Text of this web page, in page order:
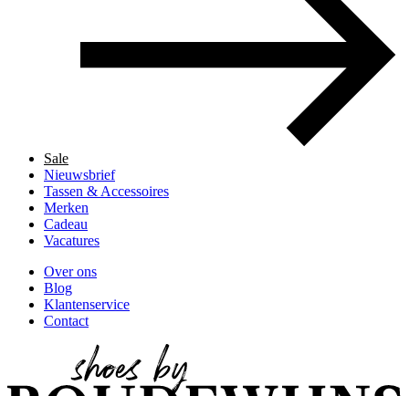
Sale
Nieuwsbrief
Tassen & Accessoires
Merken
Cadeau
Vacatures
Over ons
Blog
Klantenservice
Contact